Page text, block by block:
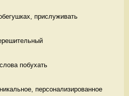
прислуживать
побухать
персонализированное